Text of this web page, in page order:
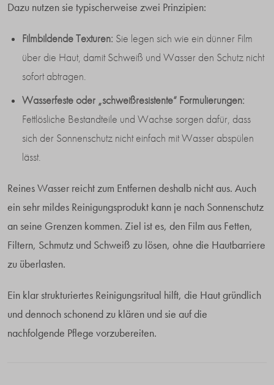
Dazu nutzen sie typischerweise zwei Prinzipien:
Filmbildende Texturen: Sie legen sich wie ein dünner Film
über die Haut, damit Schweiß und Wasser den Schutz nicht
sofort abtragen.
Wasserfeste oder „schweißresistente“ Formulierungen:
Fettlösliche Bestandteile und Wachse sorgen dafür, dass
sich der Sonnenschutz nicht einfach mit Wasser abspülen
lässt.
Reines Wasser reicht zum Entfernen deshalb nicht aus. Auch
ein sehr mildes Reinigungsprodukt kann je nach Sonnenschutz
an seine Grenzen kommen. Ziel ist es, den Film aus Fetten,
Filtern, Schmutz und Schweiß zu lösen, ohne die Hautbarriere
zu überlasten.
Ein klar strukturiertes Reinigungsritual hilft, die Haut gründlich
und dennoch schonend zu klären und sie auf die
nachfolgende Pflege vorzubereiten.